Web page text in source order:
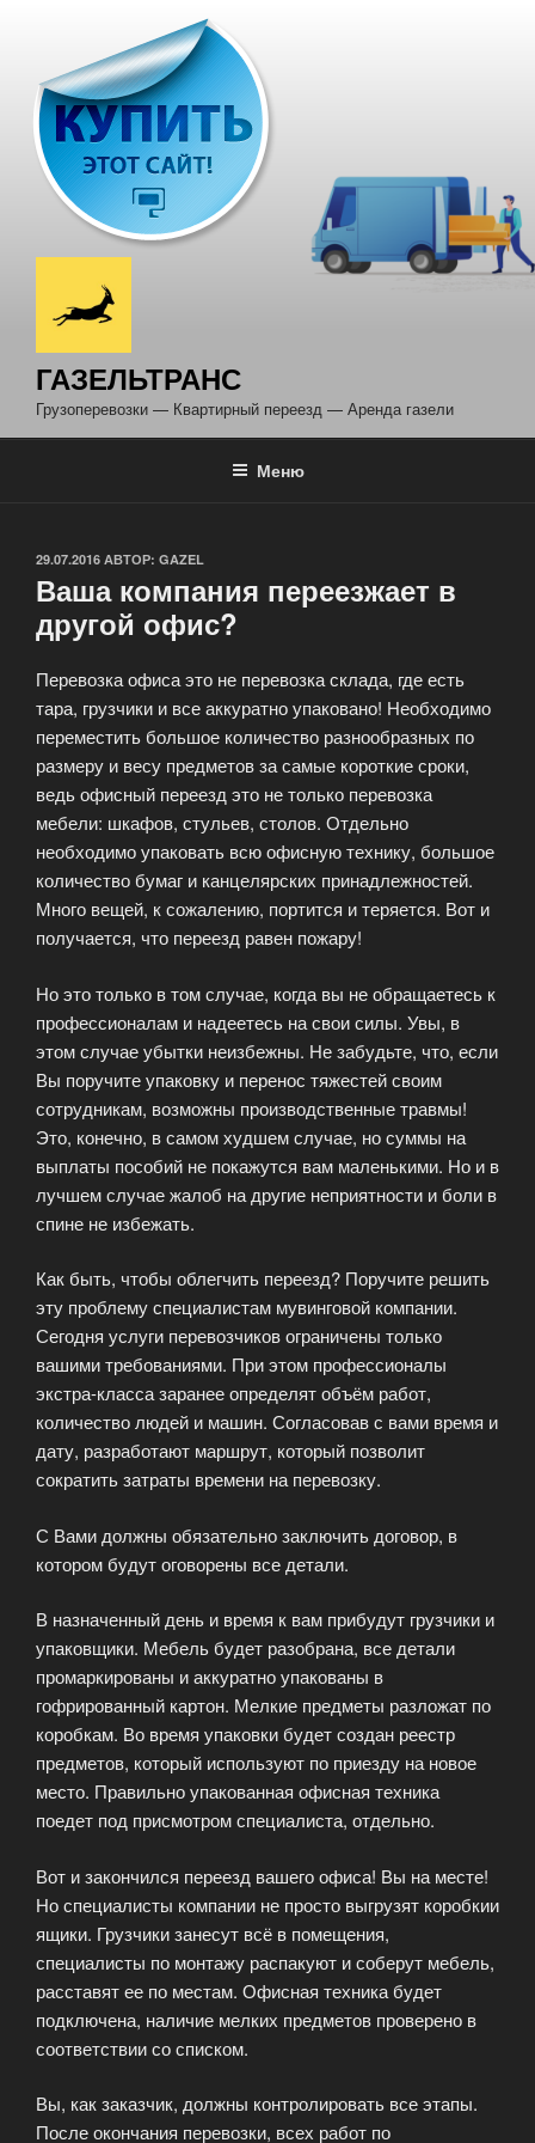
содержимому
ГАЗЕЛЬТРАНС
Грузоперевозки — Квартирный переезд — Аренда газели
Меню
ОПУБЛИКОВАНО
29.07.2016 АВТОР: GAZEL
Ваша компания переезжает в
другой офис?
Перевозка офиса это не перевозка склада, где есть
тара, грузчики и все аккуратно упаковано! Необходимо
переместить большое количество разнообразных по
размеру и весу предметов за самые короткие сроки,
ведь офисный переезд это не только перевозка
мебели: шкафов, стульев, столов. Отдельно
необходимо упаковать всю офисную технику, большое
количество бумаг и канцелярских принадлежностей.
Много вещей, к сожалению, портится и теряется. Вот и
получается, что переезд равен пожару!
Но это только в том случае, когда вы не обращаетесь к
профессионалам и надеетесь на свои силы. Увы, в
этом случае убытки неизбежны. Не забудьте, что, если
Вы поручите упаковку и перенос тяжестей своим
сотрудникам, возможны производственные травмы!
Это, конечно, в самом худшем случае, но суммы на
выплаты пособий не покажутся вам маленькими. Но и в
лучшем случае жалоб на другие неприятности и боли в
спине не избежать.
Как быть, чтобы облегчить переезд? Поручите решить
эту проблему специалистам мувинговой компании.
Сегодня услуги перевозчиков ограничены только
вашими требованиями. При этом профессионалы
экстра-класса заранее определят объём работ,
количество людей и машин. Согласовав с вами время и
дату, разработают маршрут, который позволит
сократить затраты времени на перевозку.
С Вами должны обязательно заключить договор, в
котором будут оговорены все детали.
В назначенный день и время к вам прибудут грузчики и
упаковщики. Мебель будет разобрана, все детали
промаркированы и аккуратно упакованы в
гофрированный картон. Мелкие предметы разложат по
коробкам. Во время упаковки будет создан реестр
предметов, который используют по приезду на новое
место. Правильно упакованная офисная техника
поедет под присмотром специалиста, отдельно.
Вот и закончился переезд вашего офиса! Вы на месте!
Но специалисты компании не просто выгрузят коробкии
ящики. Грузчики занесут всё в помещения,
специалисты по монтажу распакуют и соберут мебель,
расставят ее по местам. Офисная техника будет
подключена, наличие мелких предметов проверено в
соответствии со списком.
Вы, как заказчик, должны контролировать все этапы.
После окончания перевозки, всех работ по